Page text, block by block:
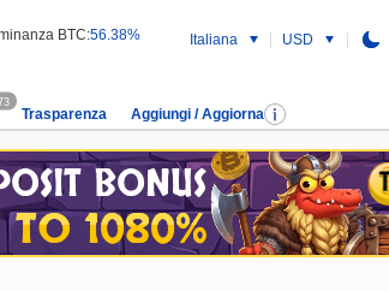
BTC:56.38% Italiana USD
Trasparenza Aggiungi / Aggiorna